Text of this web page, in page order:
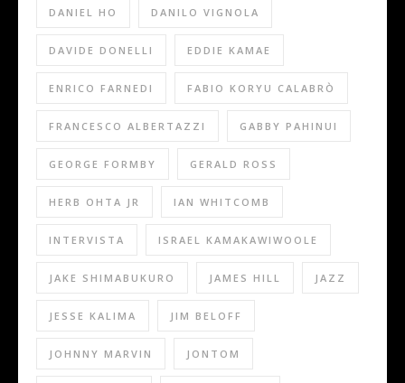
DANIEL HO DANILO VIGNOLA
DAVIDE DONELLI EDDIE KAMAE
ENRICO FARNEDI FABIO KORYU CALABRÒ
FRANCESCO ALBERTAZZI GABBY PAHINUI
GEORGE FORMBY GERALD ROSS
HERB OHTA JR IAN WHITCOMB
INTERVISTA ISRAEL KAMAKAWIWOOLE
JAKE SHIMABUKURO JAMES HILL JAZZ
JESSE KALIMA JIM BELOFF
JOHNNY MARVIN JONTOM